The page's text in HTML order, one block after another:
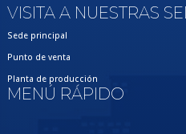
VISITA A NUESTRAS
Sede principal
Punto de venta
Planta de producción
MENÚ RÁPIDO